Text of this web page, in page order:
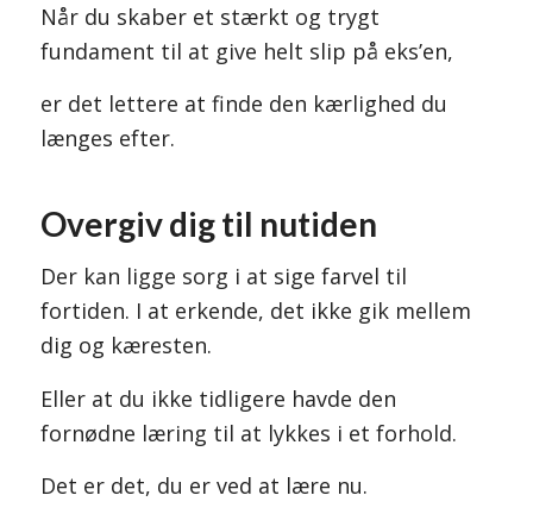
Når du skaber et stærkt og trygt
fundament til at give helt slip på eks’en,
er det lettere at finde den kærlighed du
længes efter.
Overgiv dig til nutiden
Der kan ligge sorg i at sige farvel til
fortiden. I at erkende, det ikke gik mellem
dig og kæresten.
Eller at du ikke tidligere havde den
fornødne læring til at lykkes i et forhold.
Det er det, du er ved at lære nu.